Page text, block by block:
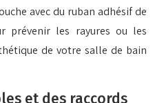
avec du ruban adhésif de
prévenir les rayures ou les
de votre salle de bain
et des raccords